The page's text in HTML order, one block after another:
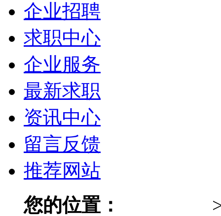
企业招聘
求职中心
企业服务
最新求职
资讯中心
留言反馈
推荐网站
您的位置：